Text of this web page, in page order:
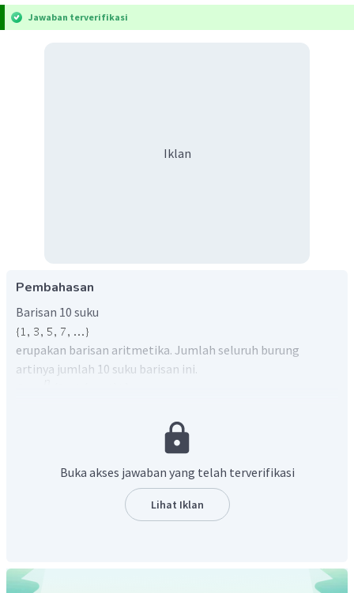
Jawaban terverifikasi
Iklan
Pembahasan
Barisan 10 suku
erupakan barisan aritmetika. Jumlah seluruh burung
artinya jumlah 10 suku barisan ini.
Buka akses jawaban yang telah terverifikasi
Lihat Iklan